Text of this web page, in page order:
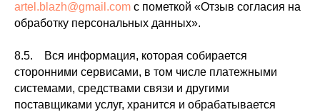
artel.blazh@gmail.com с пометкой «Отзыв согласия на
обработку персональных данных».
8.5. Вся информация, которая собирается
сторонними сервисами, в том числе платежными
системами, средствами связи и другими
поставщиками услуг, хранится и обрабатывается